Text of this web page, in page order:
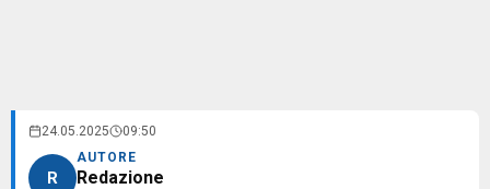
24.05.2025 09:50
R
AUTORE
Redazione